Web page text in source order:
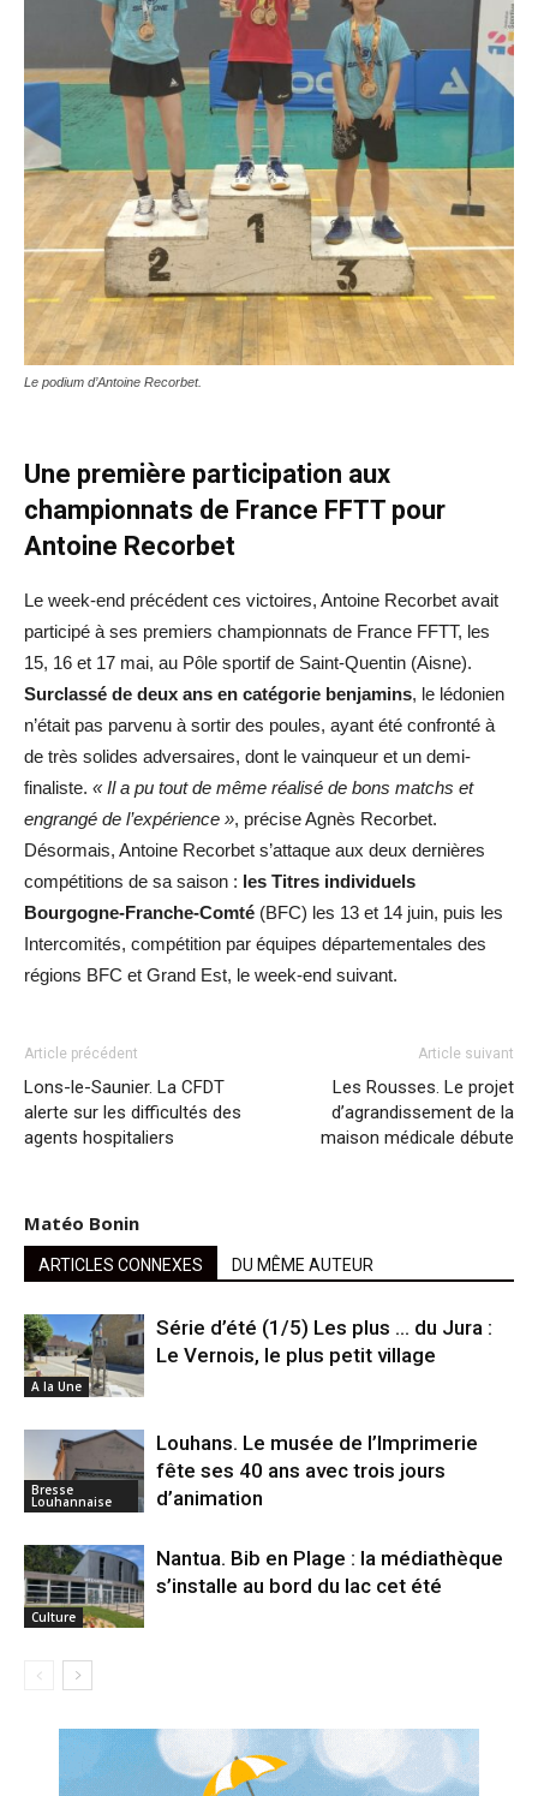
Le podium d’Antoine Recorbet.
Une première participation aux
championnats de France FFTT pour
Antoine Recorbet
Le week-end précédent ces victoires, Antoine Recorbet avait
participé à ses premiers championnats de France FFTT, les
15, 16 et 17 mai, au Pôle sportif de Saint-Quentin (Aisne).
Surclassé de deux ans en catégorie benjamins, le lédonien
n’était pas parvenu à sortir des poules, ayant été confronté à
de très solides adversaires, dont le vainqueur et un demi-
finaliste. « Il a pu tout de même réalisé de bons matchs et
engrangé de l’expérience », précise Agnès Recorbet.
Désormais, Antoine Recorbet s’attaque aux deux dernières
compétitions de sa saison : les Titres individuels
Bourgogne-Franche-Comté (BFC) les 13 et 14 juin, puis les
Intercomités, compétition par équipes départementales des
régions BFC et Grand Est, le week-end suivant.
Article précédent
Lons-le-Saunier. La CFDT
alerte sur les difficultés des
agents hospitaliers
Article suivant
Les Rousses. Le projet
d’agrandissement de la
maison médicale débute
Matéo Bonin
ARTICLES CONNEXES DU MÊME AUTEUR
A la Une
Série d’été (1/5) Les plus … du Jura :
Le Vernois, le plus petit village
Bresse
Louhannaise
Louhans. Le musée de l’Imprimerie
fête ses 40 ans avec trois jours
d’animation
Culture
Nantua. Bib en Plage : la médiathèque
s’installe au bord du lac cet été